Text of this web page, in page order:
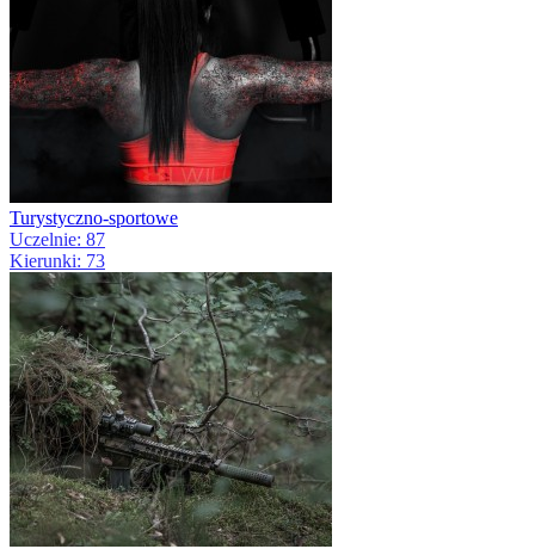
Turystyczno-sportowe
Uczelnie: 87
Kierunki: 73